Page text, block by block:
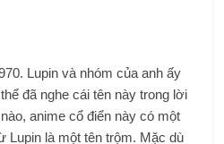
Lupin và nhóm của anh ấy
đã nghe cái tên này trong lời
anime cổ điển này có một
Lupin là một tên trộm. Mặc dù